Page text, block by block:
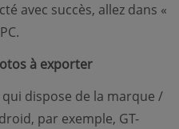
avec succès, allez dans «
à exporter
dispose de la marque /
par exemple, GT-